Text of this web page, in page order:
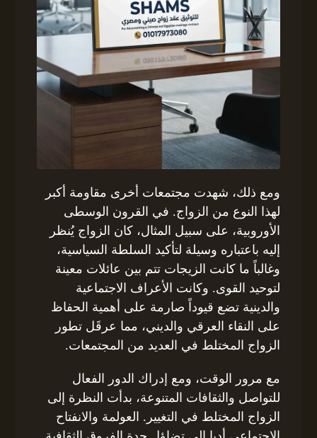
ومع ذلك، شهدت مجتمعات أخرى مقاومة أكبر
لهذا النوع من الزواج. في القرون الوسطى
الأوروبية، على سبيل المثال، كان الزواج يُنظر
إليه باعتباره وسيلة لتأكيد السلطة السياسية،
وغالباً ما كانت الزيجات تتم بين عائلات معينة
لتوحيد القوى. وكانت الأعراف الاجتماعية
والدينية تضع قيوداً صارمة على أهمية الحفاظ
على النقاء العرقي والديني، مما عرقَل تطور
الزواج المختلط في العديد من المجتمعات.
مع مرور الوقت، ومع إدراك الدور الفعال
للتواصل والثقافات المتنوعة، بدأت النظرة إلى
الزواج المختلط في التغيير. العولمة والانفتاح